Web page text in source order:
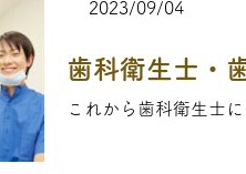
2023/09/04
歯科衛生士・
これから歯科衛生士